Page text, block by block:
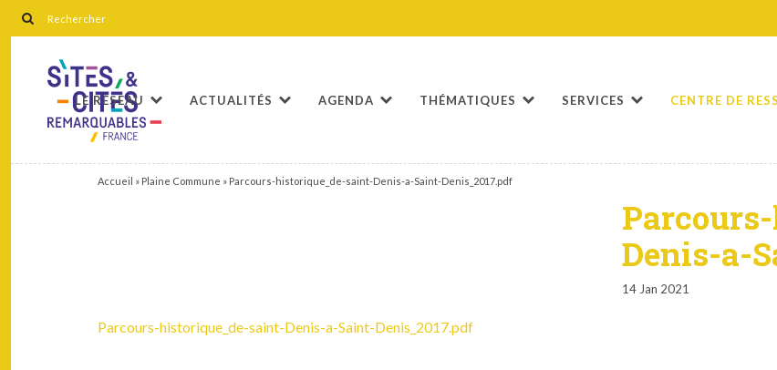
LE RÉSEAU ACTUALITÉS AGENDA THÉMATIQUES SERVICES CENTRE DE
Accueil » Plaine Commune » Parcours-historique_de-saint-Denis-a-Saint-Denis_2017.pdf
Denis-a-
14 Jan 2021
Parcours-historique_de-saint-Denis-a-Saint-Denis_2017.pdf